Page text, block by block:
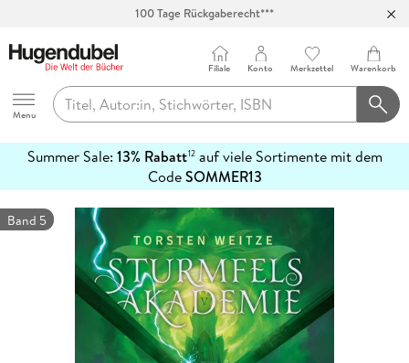
100 Tage Rückgaberecht***
Hugendubel
Menu
Filiale Konto Merkzettel Warenkorb
Summer Sale: 13% Rabatt12auf viele Sortimente mit dem
CodeSOMMER13
erfahren
Band 5